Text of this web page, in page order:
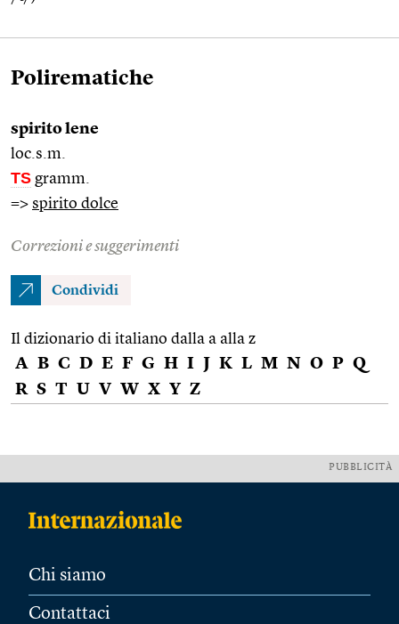
Polirematiche
spirito lene
loc.s.m.
TS gramm.
=> spirito dolce
Correzioni e suggerimenti
Condividi
Il dizionario di italiano dalla a alla z
A B C D E F G H I J K L M N O P Q
R S T U V W X Y Z
PUBBLICITÀ
Chi siamo
Contattaci